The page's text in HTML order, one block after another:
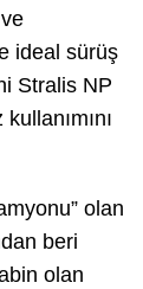
ideal sürüş
Stralis NP
olan
beri
olan